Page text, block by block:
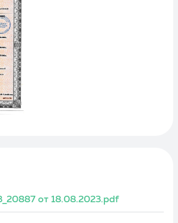
от 18.08.2023.pdf